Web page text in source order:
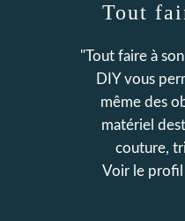
Tout
"Tout faire à
DIY vous
même des
matériel
couture,
Voir le